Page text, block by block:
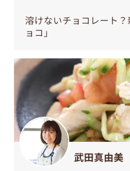
溶けないチョコレート
ョコ」
武田真由美